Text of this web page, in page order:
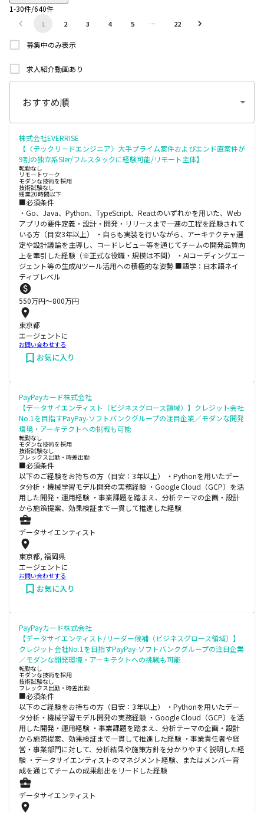
1-30件/640件
1 2 3 4 5 … 22
募集中のみ表示
求人紹介動画あり
株式会社EVERRISE
【〈テックリードエンジニア〉大手プライム案件およびエンド直案件が
9割の独立系SIer/フルスタックに経験可能/リモート主体】
転勤なし
リモートワーク
モダンな技術を採用
技術試験なし
残業20時間以下
■必須条件
・Go、Java、Python、TypeScript、Reactのいずれかを用いた、Web
アプリの要件定義・設計・開発・リリースまで一連の工程を経験されて
いる方（目安3年以上） ・自らも実装を行いながら、アーキテクチャ選
定や設計議論を主導し、コードレビュー等を通じてチームの開発品質向
上を牽引した経験（※正式な役職・規模は不問） ・AIコーディングエー
ジェント等の生成AIツール活用への積極的な姿勢 ■語学：日本語ネイ
ティブレベル
550万円〜800万円
東京都
エージェントに
お問い合わせする
お気に入り
PayPayカード株式会社
【データサイエンティスト（ビジネスグロース領域）】クレジット会社
No.1を目指すPayPay-ソフトバンクグループの注目企業／モダンな開発
環境・アーキテクトへの挑戦も可能
転勤なし
モダンな技術を採用
技術試験なし
フレックス出勤・時差出勤
■必須条件
以下のご経験をお持ちの方（目安：3年以上） ・Pythonを用いたデー
タ分析・機械学習モデル開発の実務経験 ・Google Cloud（GCP）を活
用した開発・運用経験 ・事業課題を踏まえ、分析テーマの企画・設計
から施策提案、効果検証まで一貫して推進した経験
データサイエンティスト
東京都, 福岡県
エージェントに
お問い合わせする
お気に入り
PayPayカード株式会社
【データサイエンティスト/リーダー候補（ビジネスグロース領域）】
クレジット会社No.1を目指すPayPay-ソフトバンクグループの注目企業
／モダンな開発環境・アーキテクトへの挑戦も可能
転勤なし
モダンな技術を採用
技術試験なし
フレックス出勤・時差出勤
■必須条件
以下のご経験をお持ちの方（目安：3年以上） ・Pythonを用いたデー
タ分析・機械学習モデル開発の実務経験 ・Google Cloud（GCP）を活
用した開発・運用経験 ・事業課題を踏まえ、分析テーマの企画・設計
から施策提案、効果検証まで一貫して推進した経験 ・事業責任者や経
営・事業部門に対して、分析結果や施策方針を分かりやすく説明した経
験 ・データサイエンティストのマネジメント経験、またはメンバー育
成を通じてチームの成果創出をリードした経験
データサイエンティスト